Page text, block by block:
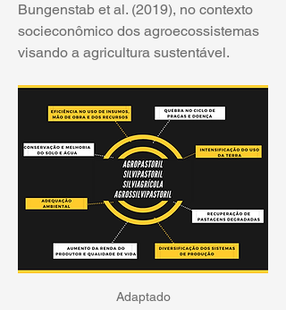
Bungenstab et al. (2019), no contexto
socieconômico dos agroecossistemas
visando a agricultura sustentável.
Adaptado